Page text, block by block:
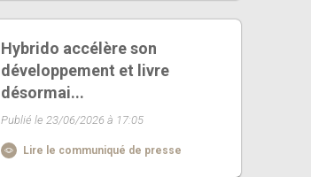
Hybrido accélère son
développement et livre
désormai...
Publié le 23/06/2026 à 17:05
Lire le communiqué de presse